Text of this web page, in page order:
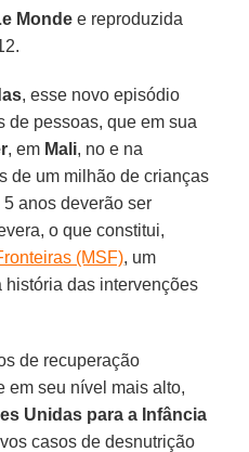
Monde e reproduzida
, esse novo episódio
de pessoas, que em sua
, em Mali, no e na
de um milhão de crianças
anos deverão ser
o que constitui,
(MSF), um
das intervenções
de recuperação
em seu nível mais alto,
Unidas para a Infância
casos de desnutrição